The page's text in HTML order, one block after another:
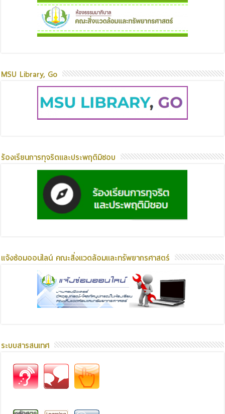
MSU Library, Go
ร้องเรียนการทุจริตและประพฤติมิชอบ
แจ้งซ่อมออนไลน์ คณะสิ่งแวดล้อมและทรัพยากรศาสตร์
ระบบสารสนเทศ